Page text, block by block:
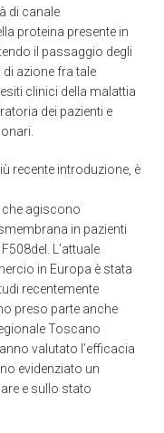
di canale
proteina presente in
il passaggio degli
azione fra tale
clinici della malattia
dei pazienti e
recente introduzione, è
agiscono
in pazienti
L’attuale
in Europa è stata
recentemente
preso parte anche
Toscano
valutato l’efficacia
evidenziato un
e sullo stato